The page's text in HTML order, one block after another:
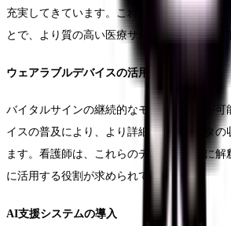
充実してきています。これらの新技術を理解
とで、より質の高い医療サービスの提供が可
ウェアラブルデバイスの活用
バイタルサインの継続的なモニタリングが可
イスの普及により、より詳細な患者データの
ます。看護師は、これらのデータを適切に解
に活用する役割が求められています。
AI支援システムの導入